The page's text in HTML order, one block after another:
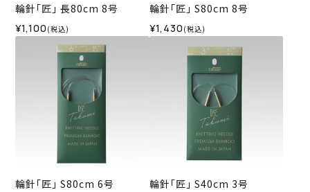
輪針｢匠｣ 長80cm 8号
¥1,100 (税込)
輪針｢匠｣ S80cm 8号
¥1,430 (税込)
輪針｢匠｣ S80cm 6号 輪針｢匠｣ S40cm 3号